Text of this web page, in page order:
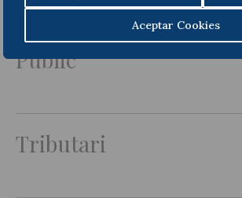
Aceptar Cookies
Públic
Tributari